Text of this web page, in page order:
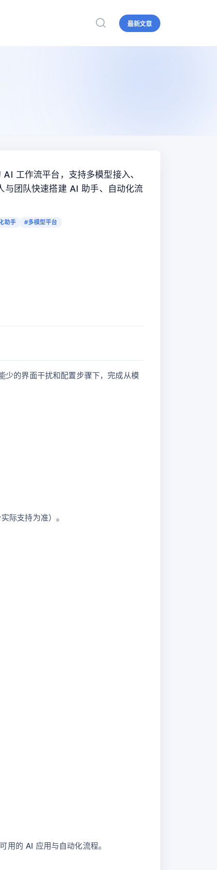
最新文章
工作流平台，支持多模型接入、
与团队快速搭建 AI 助手、自动化流
助手 #多模型平台
少的界面干扰和配置步骤下，完成从模
际支持为准）。
用的 AI 应用与自动化流程。